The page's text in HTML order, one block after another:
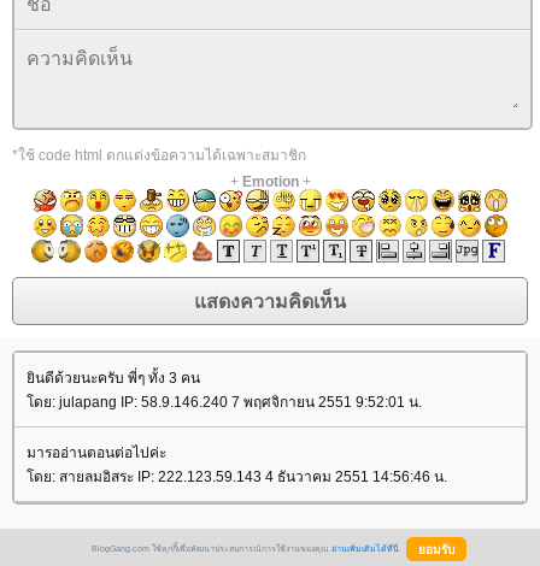
*ใช้ code html ตกแต่งข้อความได้เฉพาะสมาชิก
+ Emotion+
ินดีด้วยนะครับ พี่ๆ ทั้ง 3 คน
ดย: julapang IP: 58.9.146.240 7 พฤศจิกายน 2551 9:52:01 น.
มารออ่านตอนต่อไปค่ะ
ดย: สายลมอิสระ IP: 222.123.59.143 4 ธันวาคม 2551 14:56:46 น.
BlogGang.com ใช้คุกกี้เพื่อพัฒนาประสบการณ์การใช้งานของคุณ อ่านเพิ่มเติมได้ที่นี่